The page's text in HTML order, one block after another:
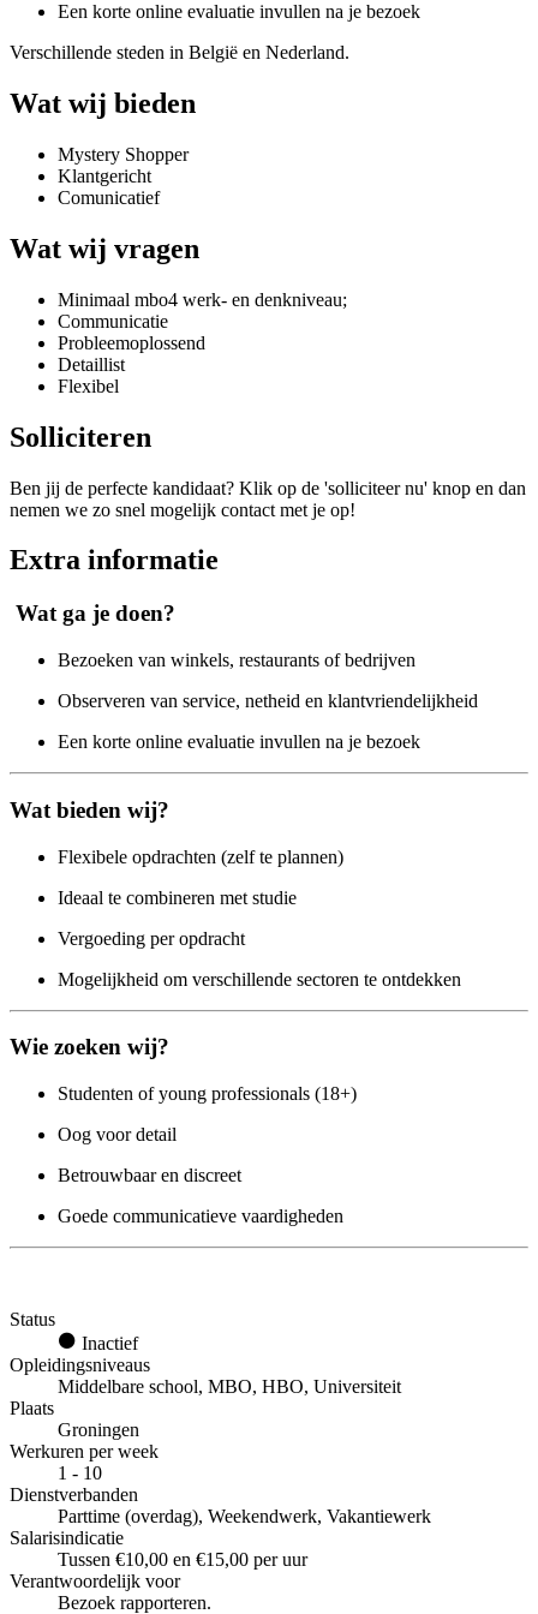
Een korte online evaluatie invullen na je bezoek
Verschillende steden in België en Nederland.
Wat wij bieden
Mystery Shopper
Klantgericht
Comunicatief
Wat wij vragen
Minimaal mbo4 werk- en denkniveau;
Communicatie
Probleemoplossend
Detaillist
Flexibel
Solliciteren
Ben jij de perfecte kandidaat? Klik op de 'solliciteer nu' knop en dan
nemen we zo snel mogelijk contact met je op!
Extra informatie
Wat ga je doen?
Bezoeken van winkels, restaurants of bedrijven
Observeren van service, netheid en klantvriendelijkheid
Een korte online evaluatie invullen na je bezoek
Wat bieden wij?
Flexibele opdrachten (zelf te plannen)
Ideaal te combineren met studie
Vergoeding per opdracht
Mogelijkheid om verschillende sectoren te ontdekken
Wie zoeken wij?
Studenten of young professionals (18+)
Oog voor detail
Betrouwbaar en discreet
Goede communicatieve vaardigheden
Status
Inactief
Opleidingsniveaus
Middelbare school, MBO, HBO, Universiteit
Plaats
Groningen
Werkuren per week
1 - 10
Dienstverbanden
Parttime (overdag), Weekendwerk, Vakantiewerk
Salarisindicatie
Tussen €10,00 en €15,00 per uur
Verantwoordelijk voor
Bezoek rapporteren.